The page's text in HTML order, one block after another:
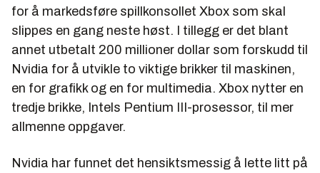
for å markedsføre spillkonsollet Xbox som skal
slippes en gang neste høst. I tillegg er det blant
annet utbetalt 200 millioner dollar som forskudd til
Nvidia for å utvikle to viktige brikker til maskinen,
en for grafikk og en for multimedia. Xbox nytter en
tredje brikke, Intels Pentium III-prosessor, til mer
allmenne oppgaver.
Nvidia har funnet det hensiktsmessig å lette litt på